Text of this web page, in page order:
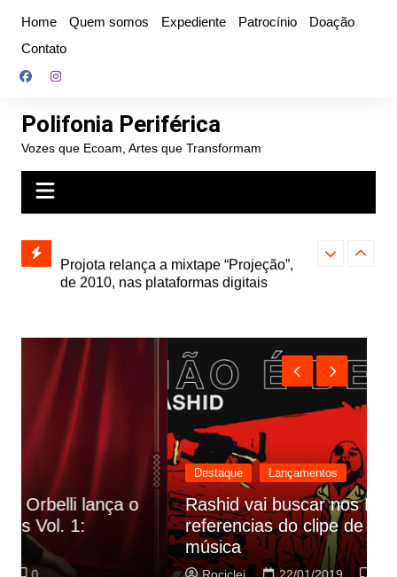
conteúdo
Home Quem somos Expediente Patrocínio
Doação
Contato
Polifonia Periférica
Vozes que Ecoam, Artes que Transformam
e abre
autoral,
de 2010, nas plataformas digitais
Farofa
Destaque Lançamentos
Rashid vai buscar nos HQs as
referencias do clipe de sua nova
música